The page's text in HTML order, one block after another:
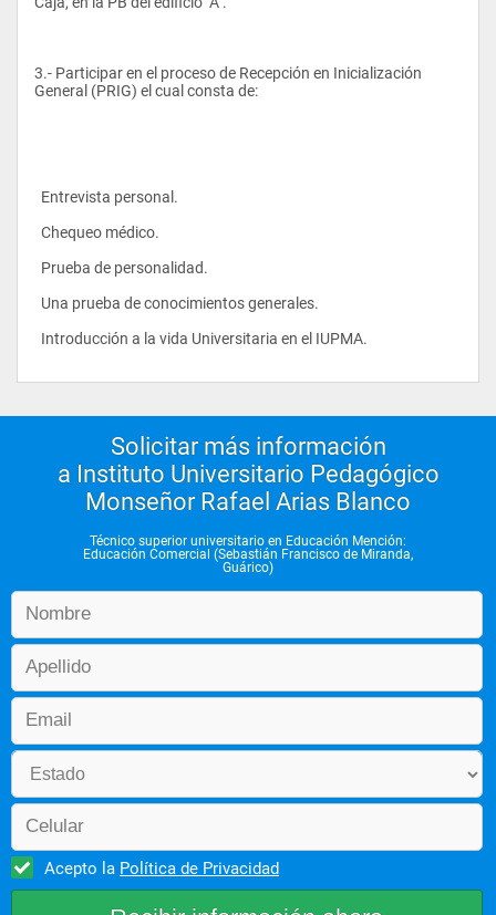
3.- Participar en el proceso de Recepción en Inicialización
General (PRIG) el cual consta de:
  Entrevista personal.
  Chequeo médico.
  Prueba de personalidad.
  Una prueba de conocimientos generales.
  Introducción a la vida Universitaria en el IUPMA.
Solicitar más información
a Instituto Universitario Pedagógico
Monseñor Rafael Arias Blanco
Técnico superior universitario en Educación Mención:
Educación Comercial (Sebastián Francisco de Miranda,
Guárico)
Acepto la Política de Privacidad